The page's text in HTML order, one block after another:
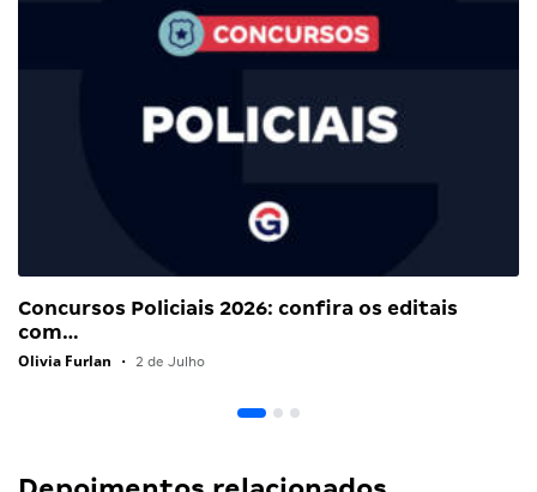
Concursos Policiais 2026: confira os editais
com…
Olivia Furlan • 2 de Julho